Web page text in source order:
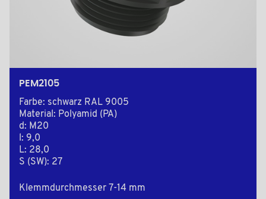
PEM2105
Farbe: schwarz RAL 9005
Material: Polyamid (PA)
d: M20
l: 9,0
L: 28,0
S (SW): 27
Klemmdurchmesser 7-14 mm